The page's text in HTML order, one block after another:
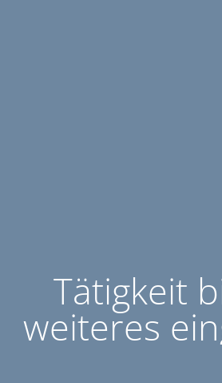
Tätigkeit
weiteres